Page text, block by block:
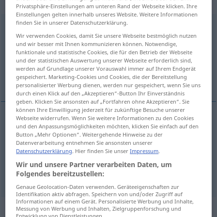
bestimmenv/t
Übersicht aller Übersetzungen
(Für mehr Details die Übersetzung anklicken/antippen)
bestämma, fastställa, utse
bestämma bestimmen
fastställa bestimmen Regeln
utse bestimmen(≈ ernennen)
„bestimmen“: intransitives Verb,
Privatsphäre-Einstellungen am unteren Rand der Webseite klicken. Ihre
Einstellungen gelten innerhalb unseres Website. Weitere Informationen
finden Sie in unserer Datenschutzerklärung.
Wir verwenden Cookies, damit Sie unsere Webseite bestmöglich nutzen
und wir besser mit Ihnen kommunizieren können. Notwendige,
funktionale und statistische Cookies, die für den Betrieb der Webseite
und der statistischen Auswertung unserer Webseite erforderlich sind,
werden auf Grundlage unserer Vorauswahl immer auf Ihrem Endgerät
gespeichert. Marketing-Cookies und Cookies, die der Bereitstellung
personalisierter Werbung dienen, werden nur gespeichert, wenn Sie uns
durch einen Klick auf den „Akzeptieren“-Button Ihr Einverständnis
geben. Klicken Sie ansonsten auf „Fortfahren ohne Akzeptieren“. Sie
können Ihre Einwilligung jederzeit für zukünftige Besuche unserer
Webseite widerrufen. Wenn Sie weitere Informationen zu den Cookies
und den Anpassungsmöglichkeiten möchten, klicken Sie einfach auf den
Button „Mehr Optionen“. Weitergehende Hinweise zu der
Datenverarbeitung entnehmen Sie ansonsten unserer
Datenschutzerklärung. Hier finden Sie unserImpressum.
Wir und unsere Partner verarbeiten Daten, um
Folgendes bereitzustellen:
Genaue Geolocation-Daten verwenden. Geräteeigenschaften zur
Identifikation aktiv abfragen. Speichern von und/oder Zugriff auf
Informationen auf einem Gerät. Personalisierte Werbung und Inhalte,
Messung von Werbung und Inhalten, Zielgruppenforschung und
Entwicklung von Dienstleistungen.